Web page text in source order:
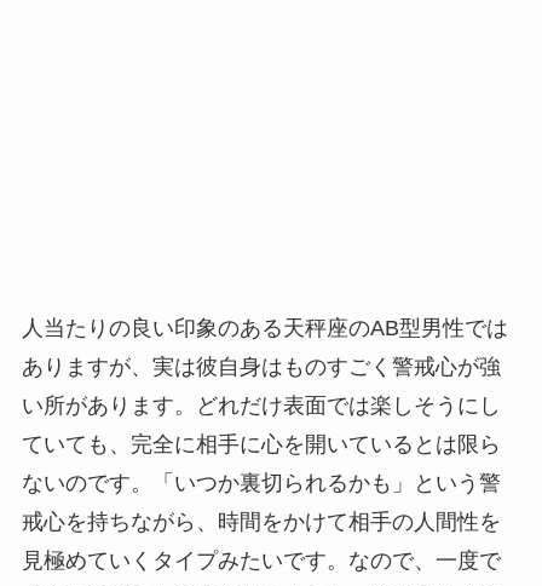
人当たりの良い印象のある天秤座のAB型男性では
ありますが、実は彼自身はものすごく警戒心が強
い所があります。どれだけ表面では楽しそうにし
ていても、完全に相手に心を開いているとは限ら
ないのです。「いつか裏切られるかも」という警
戒心を持ちながら、時間をかけて相手の人間性を
見極めていくタイプみたいです。なので、一度で